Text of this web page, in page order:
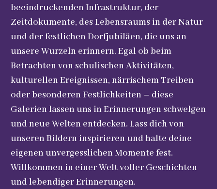
beeindruckenden Infrastruktur, der
Zeitdokumente, des Lebensraums in der Natur
und der festlichen Dorfjubiläen, die uns an
unsere Wurzeln erinnern. Egal ob beim
Betrachten von schulischen Aktivitäten,
kulturellen Ereignissen, närrischem Treiben
oder besonderen Festlichkeiten – diese
Galerien lassen uns in Erinnerungen schwelgen
und neue Welten entdecken. Lass dich von
unseren Bildern inspirieren und halte deine
eigenen unvergesslichen Momente fest.
Willkommen in einer Welt voller Geschichten
und lebendiger Erinnerungen.